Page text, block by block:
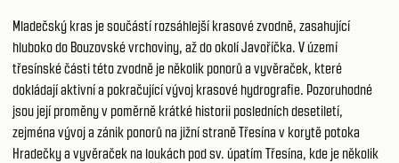
Mladečský kras je součástí rozsáhlejší krasové zvodně, zasahující
hluboko do Bouzovské vrchoviny, až do okolí Javoříčka. V území
třesínské části této zvodně je několik ponorů a vyvěraček, které
dokládají aktivní a pokračující vývoj krasové hydrografie. Pozoruhodné
jsou její proměny v poměrně krátké historii posledních desetiletí,
zejména vývoj a zánik ponorů na jižní straně Třesína v korytě potoka
Hradečky a vyvěraček na loukách pod sv. úpatím Třesína, kde je několik